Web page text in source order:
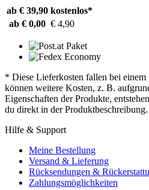
ab € 39,90 kostenlos*
ab € 0,00 € 4,90
* Diese Lieferkosten fallen bei einem
können weitere Kosten, z. B.
Eigenschaften der Produkte,
du direkt in der Produktbeschreibung.
Hilfe & Support
Meine Bestellung
Versand & Lieferung
Rücksendungen &
Zahlungsmöglichkeiten